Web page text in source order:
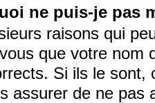
ne puis-je pas
raisons qui
que votre nom
Si ils le sont,
assurer de ne pas